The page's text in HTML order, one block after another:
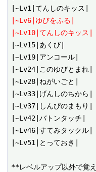
|~Lv6|ゆびをふる|
|~Lv10|てんしのキッス|
|~Lv15|あくび|
|~Lv19|アンコール|
|~Lv24|このゆびとまれ|
|~Lv28|ねがいごと|
|~Lv33|げんしのちから|
|~Lv37|しんぴのまもり|
|~Lv42|バトンタッチ|
|~Lv46|すてみタックル|
|~Lv51|とっておき|
**レベルアップ以外で覚